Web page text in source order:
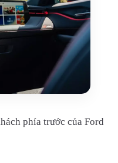
phía trước của Ford